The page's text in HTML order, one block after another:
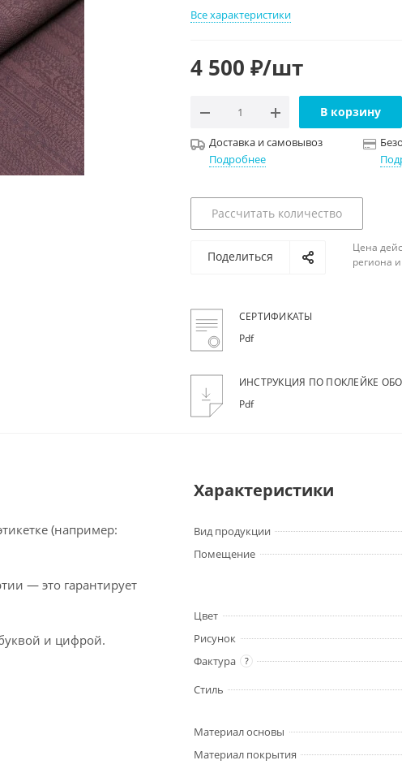
в интерьере
Все характеристики
4 500 ₽/шт
В корзину
Доставка и самовывоз
Подробнее
Рассчитать количество
Поделиться
Цена
региона
СЕРТИФИКАТЫ
Pdf
ИНСТРУКЦИЯ ПО ПОКЛЕЙКЕ
Pdf
(например:
— это гарантирует
и цифрой.
Характеристики
Вид продукции
Помещение
Цвет
Рисунок
Фактура
?
Стиль
Материал основы
Материал покрытия